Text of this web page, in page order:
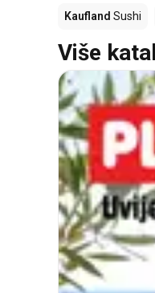
Kaufland Sushi
Više